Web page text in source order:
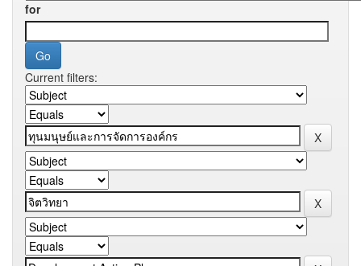
for
Current filters: